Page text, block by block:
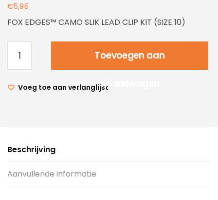
€5,95
FOX EDGES™ CAMO SLIK LEAD CLIP KIT (SIZE 10)
Toevoegen aan
winkelwagen
Voeg toe aan verlanglijst
Beschrijving
Aanvullende informatie